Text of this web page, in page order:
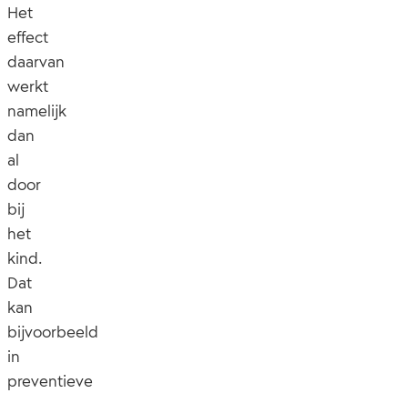
Het
effect
daarvan
werkt
namelijk
dan
al
door
bij
het
kind.
Dat
kan
bijvoorbeeld
in
preventieve